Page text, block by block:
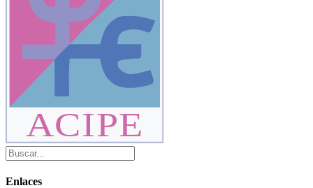
ACIPE
Enlaces